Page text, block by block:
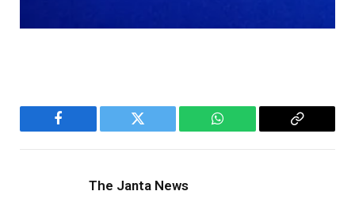
Facebook Twitter WhatsApp
Copy
The Janta News